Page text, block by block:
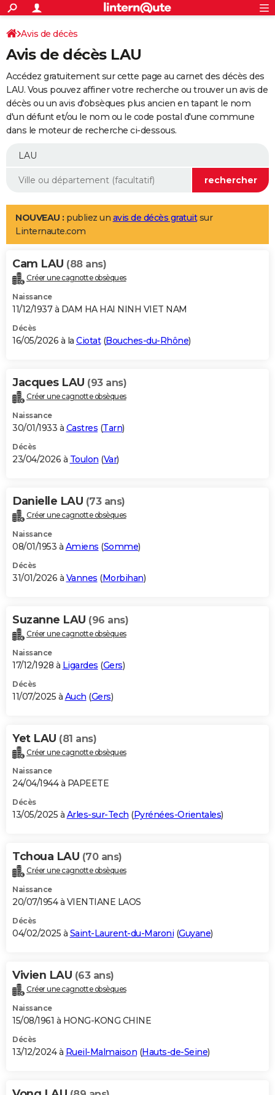
ACTUALITÉS
Politique
Société
Faits Divers
Education
Monde
Villes
+
SPORT
Coupe du monde 2026
Football
Tennis
Cyclisme
Rugby
Forum
Programme TV
TNTStreaming
Cinéma
Sorties cinéma
Musique
+
FINANCE
Retraite
Impôts
Epargne
Immobilier
Risques naturels par ville
Banque
Assurance
Crédit
AUTO
Essais
Réserver un essai
Citadines
Berlines
SUV
Forum auto
+
Mobiles
Meilleur smartphone
Internet
Ordinateurs
Jeux vidéo
Guide high-tech
Aménagement intérieur
LIFESTYLE
Art de vivre
Bien-être
Loisirs
Mode
Modes de vie
Alimentation
Guide de la santé
Maladies
Médicaments
Sommeil
VOYAGE
Destinations
City break
Voyage nature
Voyage de noces
Forum
Climat
+PHOTO
GUIDES D'ACHAT
BONS PLANS
Carte de Noël
Carte Bonne année
Carte Saint-Valentin
Carte Pâques
Carte d'anniversaire
DICTIONNAIRE
Dictionnaire
Biographies
Citations
Expressions
Proverbes
PROGRAMME TV
S'inscrire
Se connecter
Lycées
Collèges
Primaires
Universités
Entreprises
Service militaire
Avis de recherche
AVIS DE DÉCÈS
Bricolage
Lifestyle
Culture
Sport
Auto
Television
Voyage
Cinema
Avis de décès
Avis de décès LAU
Accédez gratuitement sur cette page au carnet des décès des
LAU. Vous pouvez affiner votre recherche ou trouver un avis de
décès ou un avis d'obsèques plus ancien en tapant le nom
d'un défunt et/ou le nom ou le code postal d'une commune
dans le moteur de recherche ci-dessous.
NOUVEAU : publiez un avis de décès gratuitsur
Linternaute.com
Cam LAU (88 ans)
Créer une cagnotte obsèques
Naissance
11/12/1937 à DAM HA HAI NINH VIET NAM
Décès
16/05/2026 à la Ciotat(Bouches-du-Rhône)
Jacques LAU (93 ans)
Créer une cagnotte obsèques
Naissance
30/01/1933 à Castres (Tarn)
Décès
23/04/2026 à Toulon (Var)
Danielle LAU (73 ans)
Créer une cagnotte obsèques
Naissance
08/01/1953 à Amiens (Somme)
Décès
31/01/2026 à Vannes (Morbihan)
Suzanne LAU (96 ans)
Créer une cagnotte obsèques
Naissance
17/12/1928 à Ligardes (Gers)
Décès
11/07/2025 à Auch (Gers)
Yet LAU (81 ans)
Créer une cagnotte obsèques
Naissance
24/04/1944 à PAPEETE
Décès
13/05/2025 à Arles-sur-Tech (Pyrénées-Orientales)
Tchoua LAU (70 ans)
Créer une cagnotte obsèques
Naissance
20/07/1954 à VIENTIANE LAOS
Décès
04/02/2025 à Saint-Laurent-du-Maroni (Guyane)
Vivien LAU (63 ans)
Créer une cagnotte obsèques
Naissance
15/08/1961 à HONG-KONG CHINE
Décès
13/12/2024 à Rueil-Malmaison (Hauts-de-Seine)